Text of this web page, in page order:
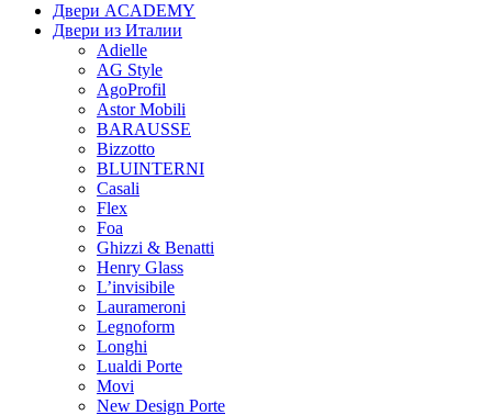
Двери ACADEMY
Двери из Италии
Adielle
AG Style
AgoProfil
Astor Mobili
BARAUSSE
Bizzotto
BLUINTERNI
Casali
Flex
Foa
Ghizzi & Benatti
Henry Glass
L’invisibile
Laurameroni
Legnoform
Longhi
Lualdi Porte
Movi
New Design Porte